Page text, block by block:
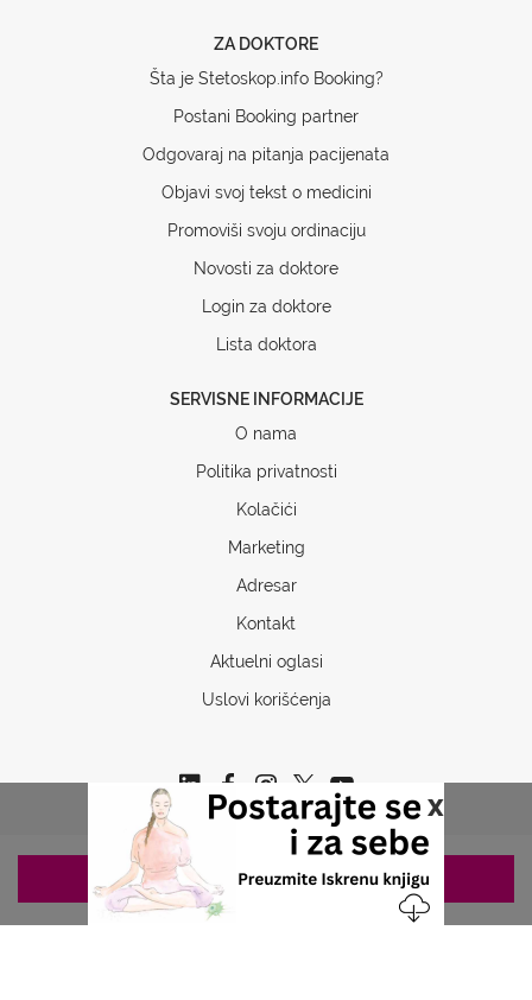
x
ZA DOKTORE
Šta je Stetoskop.info Booking?
Postani Booking partner
Odgovaraj na pitanja pacijenata
Objavi svoj tekst o medicini
Promoviši svoju ordinaciju
Novosti za doktore
Login za doktore
Lista doktora
SERVISNE INFORMACIJE
O nama
Politika privatnosti
Kolačići
Marketing
Adresar
Kontakt
Aktuelni oglasi
Uslovi korišćenja
Copyrights © 2026 Sva prava www.stetoskop.info
ZAKAZIVANJE 063/687-460